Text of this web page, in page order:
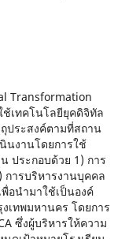
Transformation
ช้เทคโนโลยียุคดิจิทัล
ประสงค์ตามที่สถาน
นงานโดยการใช้
ประกอบด้วย 1) การ
การบริหารงานบุคคล
อนำมาใช้เป็นองค์
เทพมหานคร โดยการ
ซึ่งผู้บริหารให้ความ